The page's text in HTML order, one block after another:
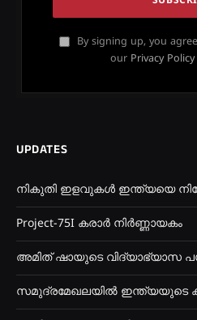
By signing up, you
our Privacy Policy
UPDATES
നികുതി ഇളവുകൾ ഇന്ത്യയെ
Project-75I കരാർ നിർണ്ണായകം
അമിത് ഷായുടെ വിദ്യാഭ്യാസ
സമുദ്രമേഖലയിൽ ഇന്ത്യയുടെ